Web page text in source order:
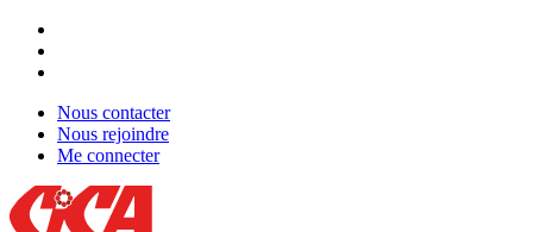
Nous contacter
Nous rejoindre
Me connecter